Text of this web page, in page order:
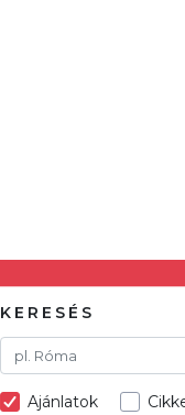
KERESÉS
Ajánlatok